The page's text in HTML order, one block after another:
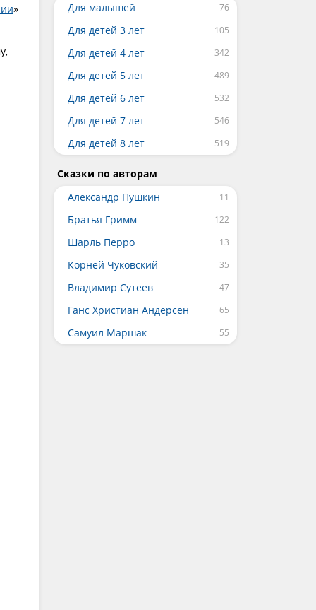
»
Для малышей
Для детей 3 лет
Для детей 4 лет
Для детей 5 лет
Для детей 6 лет
Для детей 7 лет
Для детей 8 лет
Сказки по авторам
Александр Пушкин
Братья Гримм
Шарль Перро
Корней Чуковский
Владимир Сутеев
Ганс Христиан Андерсен
Самуил Маршак